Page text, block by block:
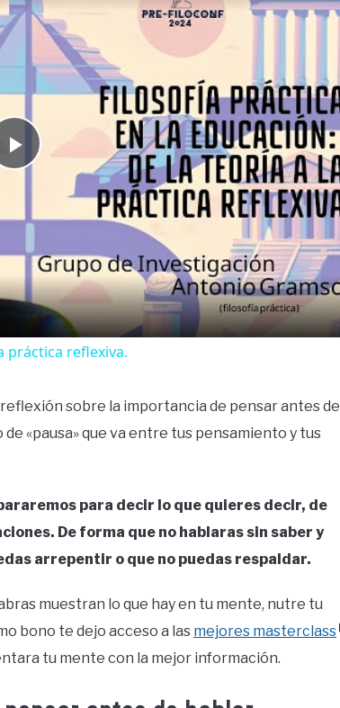
Play
Video
práctica reflexiva.
sobre la importancia de pensar antes de
«pausa» que va entre tus pensamiento y tus
para decir lo que quieres decir, de
De forma que no hablaras sin saber y
arrepentir o que no puedas respaldar.
muestran lo que hay en tu mente, nutre tu
bono te dejo acceso a las mejores masterclass
tu mente con la mejor información.